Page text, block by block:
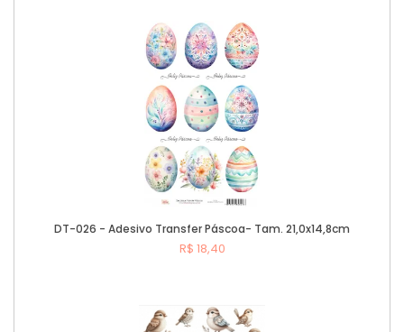
DT-026 - Adesivo Transfer Páscoa- Tam. 21,0x14,8cm
R$ 18,40